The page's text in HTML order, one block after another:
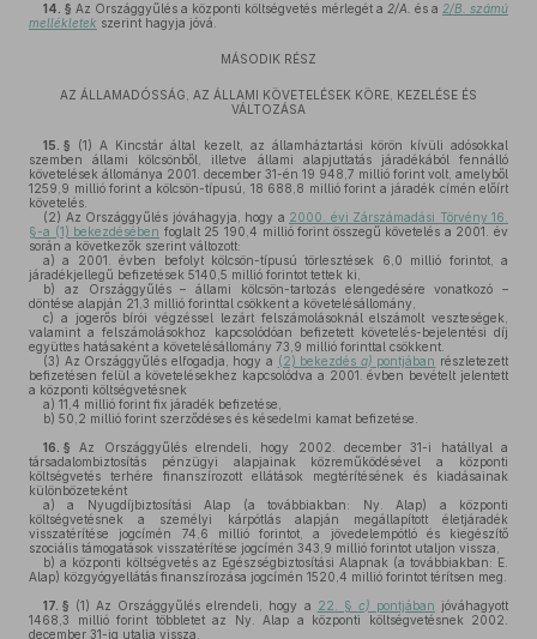
14. § Az Országgyűlés a központi költségvetés mérlegét a 2/A. és a 2/B. számú
mellékletek szerint hagyja jóvá.
MÁSODIK RÉSZ
AZ ÁLLAMADÓSSÁG, AZ ÁLLAMI KÖVETELÉSEK KÖRE, KEZELÉSE ÉS
VÁLTOZÁSA
15. § (1) A Kincstár által kezelt, az államháztartási körön kívüli adósokkal
szemben állami kölcsönből, illetve állami alapjuttatás járadékából fennálló
követelések állománya 2001. december 31-én 19 948,7 millió forint volt, amelyből
1259,9 millió forint a kölcsön-típusú, 18 688,8 millió forint a járadék címén előírt
követelés.
(2) Az Országgyűlés jóváhagyja, hogy a 2000. évi Zárszámadási Törvény 16.
§-a (1) bekezdésében foglalt 25 190,4 millió forint összegű követelés a 2001. év
során a következők szerint változott:
a) a 2001. évben befolyt kölcsön-típusú törlesztések 6,0 millió forintot, a
járadékjellegű befizetések 5140,5 millió forintot tettek ki,
b) az Országgyűlés – állami kölcsön-tartozás elengedésére vonatkozó –
döntése alapján 21,3 millió forinttal csökkent a követelésállomány,
c) a jogerős bírói végzéssel lezárt felszámolásoknál elszámolt veszteségek,
valamint a felszámolásokhoz kapcsolódóan befizetett követelés-bejelentési díj
együttes hatásaként a követelésállomány 73,9 millió forinttal csökkent.
(3) Az Országgyűlés elfogadja, hogy a (2) bekezdés a) pontjában részletezett
befizetésen felül a követelésekhez kapcsolódva a 2001. évben bevételt jelentett
a központi költségvetésnek
a) 11,4 millió forint fix járadék befizetése,
b) 50,2 millió forint szerződéses és késedelmi kamat befizetése.
16. § Az Országgyűlés elrendeli, hogy 2002. december 31-i hatállyal a
társadalombiztosítás pénzügyi alapjainak közreműködésével a központi
költségvetés terhére finanszírozott ellátások megtérítésének és kiadásainak
különbözeteként
a) a Nyugdíjbiztosítási Alap (a továbbiakban: Ny. Alap) a központi
költségvetésnek a személyi kárpótlás alapján megállapított életjáradék
visszatérítése jogcímén 74,6 millió forintot, a jövedelempótló és kiegészítő
szociális támogatások visszatérítése jogcímén 343,9 millió forintot utaljon vissza,
b) a központi költségvetés az Egészségbiztosítási Alapnak (a továbbiakban: E.
Alap) közgyógyellátás finanszírozása jogcímén 1520,4 millió forintot térítsen meg.
17. § (1) Az Országgyűlés elrendeli, hogy a 22. § c) pontjában jóváhagyott
1468,3 millió forint többletet az Ny. Alap a központi költségvetésnek 2002.
december 31-ig utalja vissza.